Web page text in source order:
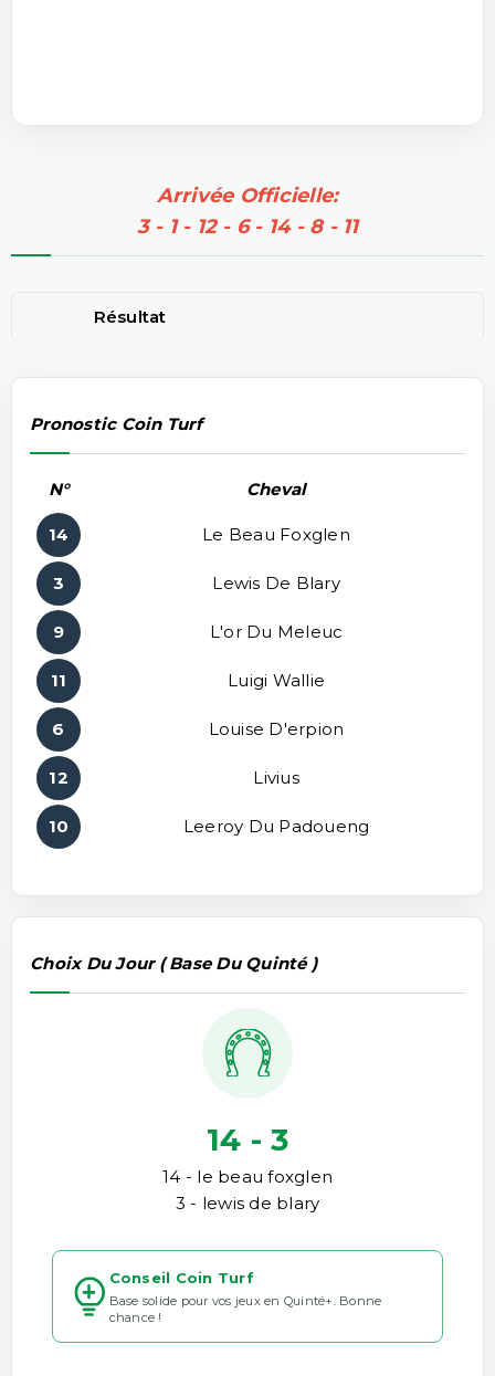
Arrivée Officielle:
3 - 1 - 12 - 6 - 14 - 8 - 11
Résultat
Pronostic Coin Turf
N° Cheval
14 Le Beau Foxglen
3 Lewis De Blary
9 L'or Du Meleuc
11 Luigi Wallie
6 Louise D'erpion
12 Livius
10 Leeroy Du Padoueng
Choix Du Jour ( Base Du Quinté )
14 - 3
14 - le beau foxglen
3 - lewis de blary
Conseil Coin Turf
Base solide pour vos jeux en Quinté+. Bonne
chance !